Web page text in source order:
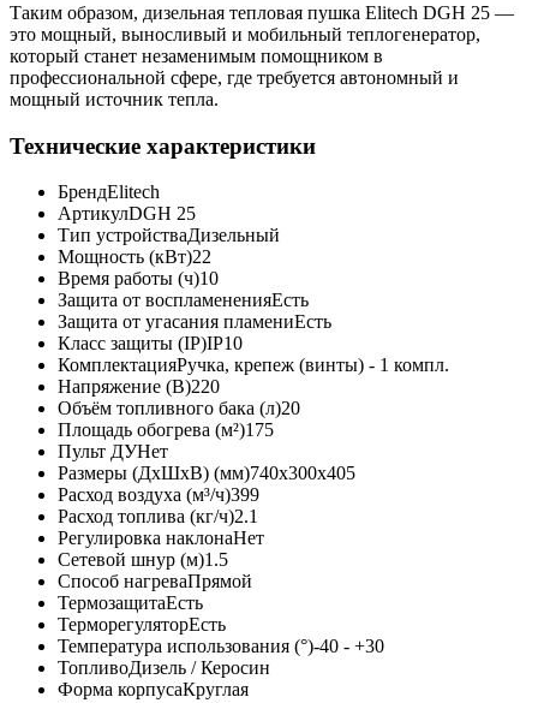
Таким образом, дизельная тепловая пушка Elitech DGH 25 —
это мощный, выносливый и мобильный теплогенератор,
который станет незаменимым помощником в
профессиональной сфере, где требуется автономный и
мощный источник тепла.
Технические характеристики
БрендElitech
АртикулDGH 25
Тип устройстваДизельный
Мощность (кВт)22
Время работы (ч)10
Защита от воспламененияЕсть
Защита от угасания пламениЕсть
Класс защиты (IP)IP10
КомплектацияРучка, крепеж (винты) - 1 компл.
Напряжение (В)220
Объём топливного бака (л)20
Площадь обогрева (м²)175
Пульт ДУНет
Размеры (ДxШxВ) (мм)740x300x405
Расход воздуха (м³/ч)399
Расход топлива (кг/ч)2.1
Регулировка наклонаНет
Сетевой шнур (м)1.5
Способ нагреваПрямой
ТермозащитаЕсть
ТерморегуляторЕсть
Температура использования (°)-40 - +30
ТопливоДизель / Керосин
Форма корпусаКруглая